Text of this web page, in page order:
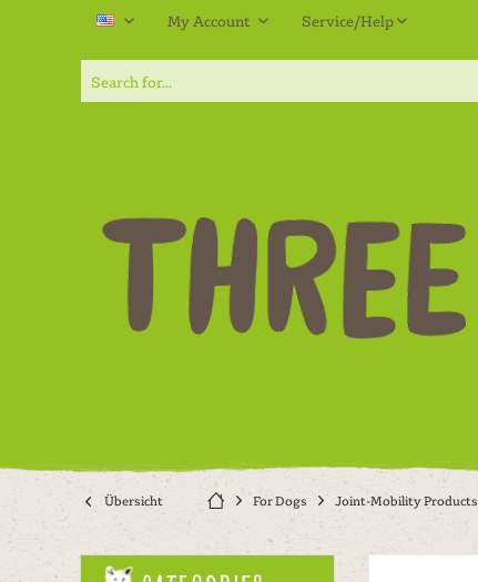
My Account Service/Help
Übersicht For Dogs Joint-Mobility Products